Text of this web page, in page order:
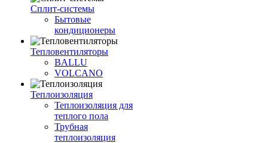
Сплит-системы
Бытовые
кондиционеры
Тепловентиляторы
BALLU
VOLCANO
Теплоизоляция
Теплоизоляция для
теплого пола
Трубная
теплоизоляция